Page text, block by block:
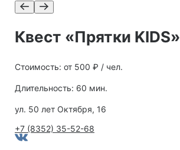
Квест «Прятки KIDS»
Стоимость: от 500 ₽ / чел.
Длительность: 60 мин.
ул. 50 лет Октября, 16
+7 (8352) 35-52-68